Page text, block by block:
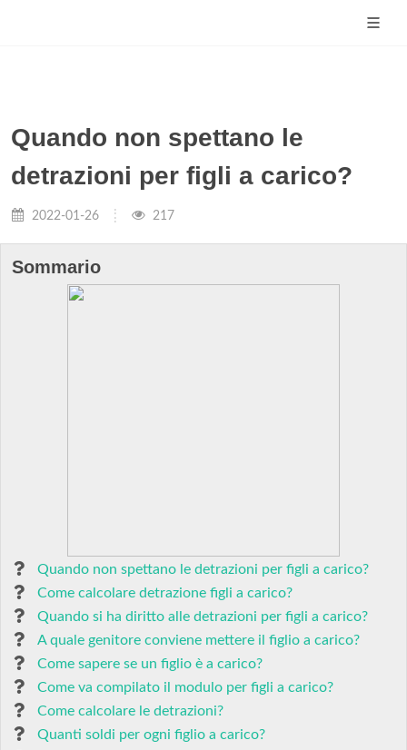
Quando non spettano le
detrazioni per figli a carico?
2022-01-26 217
Sommario
Quando non spettano le detrazioni per figli a carico?
Come calcolare detrazione figli a carico?
Quando si ha diritto alle detrazioni per figli a carico?
A quale genitore conviene mettere il figlio a carico?
Come sapere se un figlio è a carico?
Come va compilato il modulo per figli a carico?
Come calcolare le detrazioni?
Quanti soldi per ogni figlio a carico?